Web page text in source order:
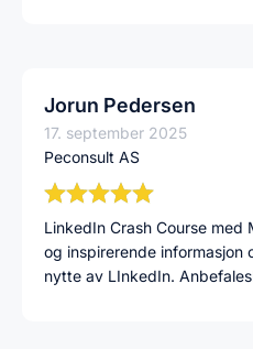
Jorun Pedersen
17. september 2025
Peconsult AS
LinkedIn Crash Course
og inspirerende informasjon
nytte av LInkedIn.